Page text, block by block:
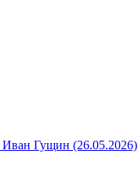
Гущин (26.05.2026)